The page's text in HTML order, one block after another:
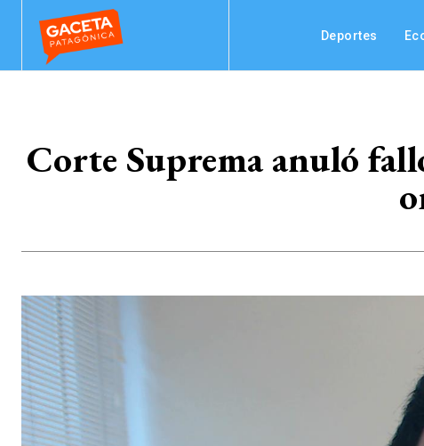
Deportes
Corte Suprema anuló